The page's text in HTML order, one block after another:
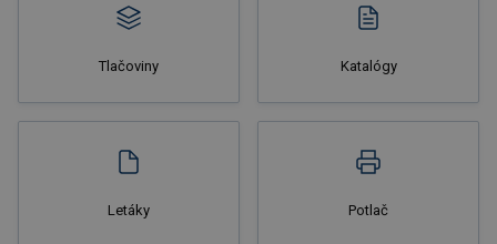
Tlačoviny Katalógy
Letáky Potlač